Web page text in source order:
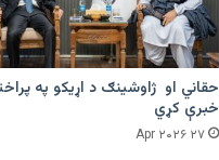
حقاني او ژاوشینګ د اړیکو په
خبرې کړي
۲۷ Apr ۲۰۲۶